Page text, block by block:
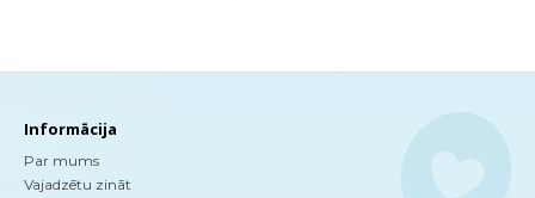
Informācija
Par mums
Vajadzētu zināt